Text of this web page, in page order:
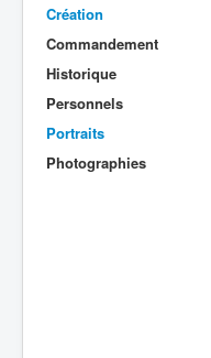
Organisation
Avions
Personnels
Formation
Doctrines
Création
Commandement
Historique
Personnels
Portraits
Photographies